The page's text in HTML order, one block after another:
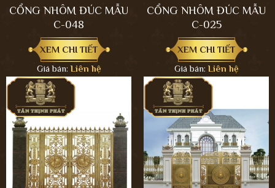
CỔNG NHÔM ĐÚC MẪU
C-048
XEM CHI TIẾT
Giá bán:Liên hệ
CỔNG NHÔM ĐÚC MẪU
C-025
XEM CHI TIẾT
Giá bán:Liên hệ